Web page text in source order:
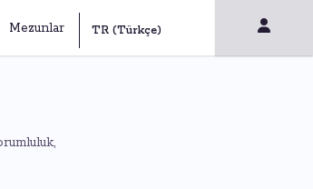
Mezunlar